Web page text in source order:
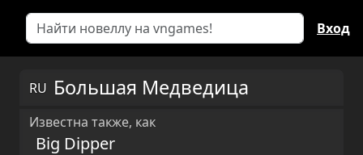
Вход
RU Большая Медведица
Известна также, как
Big Dipper